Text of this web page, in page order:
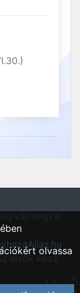
elsők közé
olvassa